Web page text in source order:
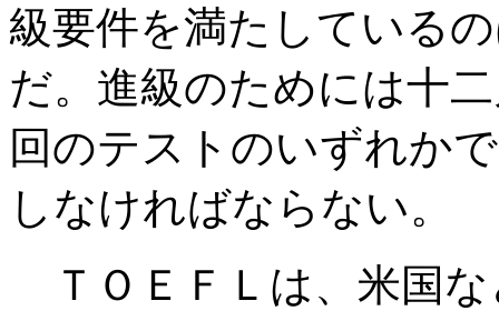
級要件を満たしている
だ。進級のためには十
回のテストのいずれか
しなければならない。
ＴＯＥＦＬは、米国な